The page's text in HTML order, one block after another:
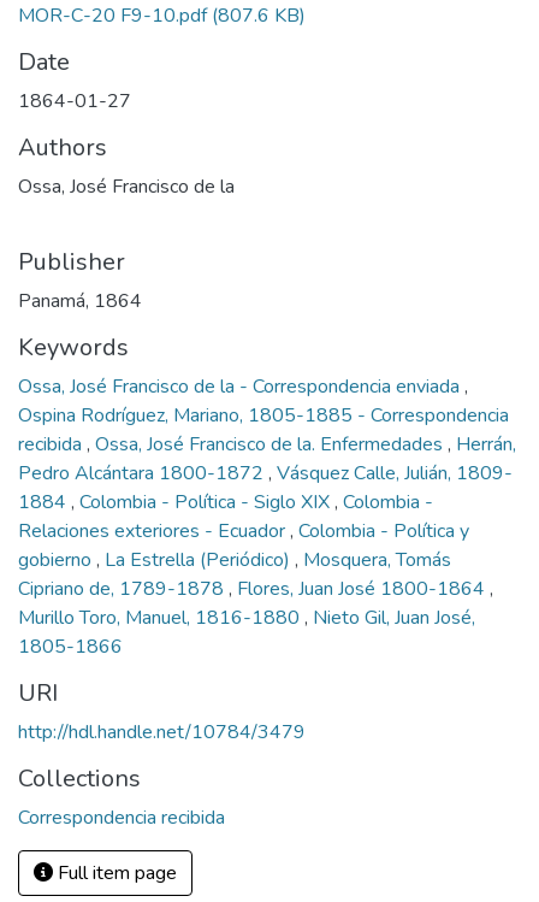
MOR-C-20 F9-10.pdf(807.6 KB)
Date
1864-01-27
Authors
Ossa, José Francisco de la
Publisher
Panamá, 1864
Keywords
Ossa, José Francisco de la - Correspondencia enviada ,
Ospina Rodríguez, Mariano, 1805-1885 - Correspondencia
recibida , Ossa, José Francisco de la. Enfermedades , Herrán,
Pedro Alcántara 1800-1872 , Vásquez Calle, Julián, 1809-
1884 , Colombia - Política - Siglo XIX, Colombia -
Relaciones exteriores - Ecuador, Colombia - Política y
gobierno , La Estrella (Periódico) , Mosquera, Tomás
Cipriano de, 1789-1878 , Flores, Juan José 1800-1864 ,
Murillo Toro, Manuel, 1816-1880 , Nieto Gil, Juan José,
1805-1866
URI
http://hdl.handle.net/10784/3479
Collections
Correspondencia recibida
Full item page